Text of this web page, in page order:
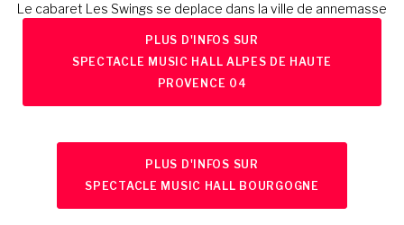
Le cabaret Les Swings se deplace dans la ville de annemasse
PLUS D'INFOS SUR
SPECTACLE MUSIC HALL ALPES DE HAUTE
PROVENCE 04
PLUS D'INFOS SUR
SPECTACLE MUSIC HALL BOURGOGNE